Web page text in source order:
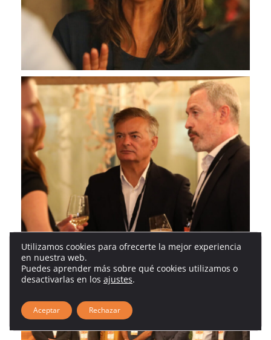
Utilizamos cookies para ofrecerte la mejor experiencia
en nuestra web.
Puedes aprender más sobre qué cookies utilizamos o
desactivarlas en los ajustes.
Aceptar Rechazar